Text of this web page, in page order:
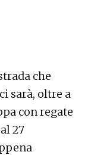
che
sarà, oltre a
con regate
27